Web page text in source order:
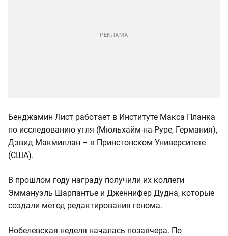
Бенджамин Лист работает в Институте Макса Планка
по исследованию угля (Мюльхайм-на-Руре, Германия),
Дэвид Макмиллан – в Принстонском Университете
(США).
В прошлом году награду получили их коллеги
Эммануэль Шарпантье и Дженнифер Дудна, которые
создали метод редактирования генома.
Нобелевская неделя началась позавчера. По